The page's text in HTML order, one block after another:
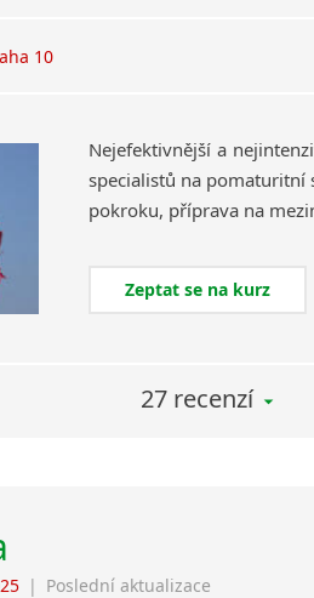
10
Nejefektivnější a
specialistů na pomaturitní
Zeptat se na kurz
27 recenzí
| Poslední aktualizace